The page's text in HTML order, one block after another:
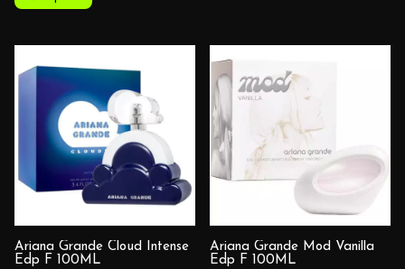
Ariana Grande Cloud Intense
Edp F 100ML
Ariana Grande Mod Vanilla
Edp F 100ML